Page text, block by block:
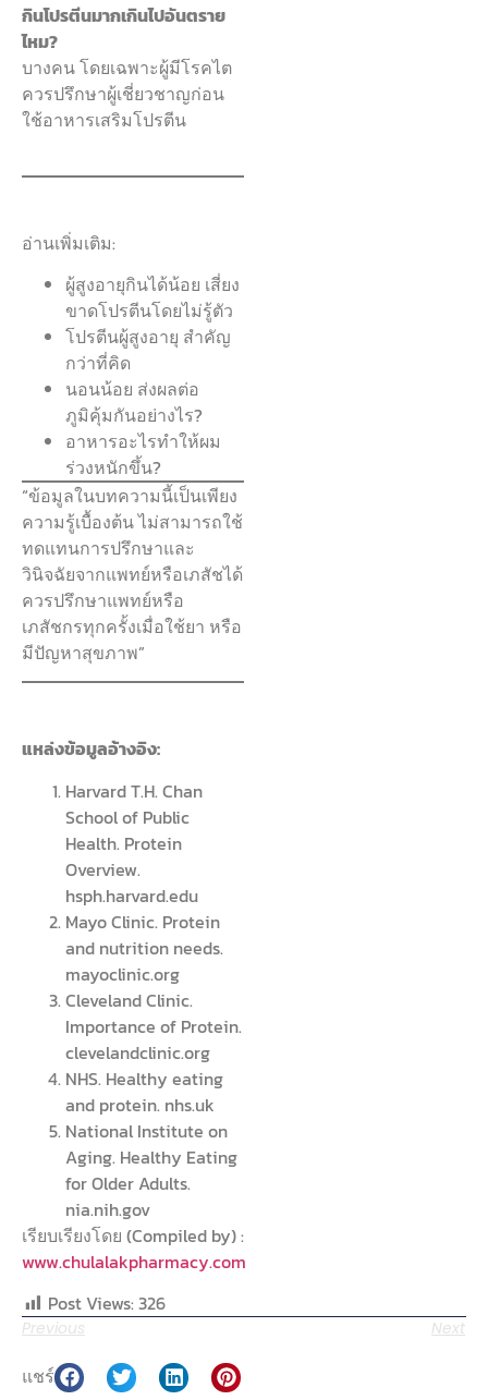
กินโปรตีนมากเกินไปอันตราย
ไหม?
บางคน โดยเฉพาะผู้มีโรคไต
ควรปรึกษาผู้เชี่ยวชาญก่อน
ใช้อาหารเสริมโปรตีน
อ่านเพิ่มเติม:
ผู้สูงอายุกินได้น้อย เสี่ยง
ขาดโปรตีนโดยไม่รู้ตัว
โปรตีนผู้สูงอายุ สำคัญ
กว่าที่คิด
นอนน้อย ส่งผลต่อ
ภูมิคุ้มกันอย่างไร?
อาหารอะไรทำให้ผม
ร่วงหนักขึ้น?
“ข้อมูลในบทความนี้เป็นเพียง
ความรู้เบื้องต้น ไม่สามารถใช้
ทดแทนการปรึกษาและ
วินิจฉัยจากแพทย์หรือเภสัชได้
ควรปรึกษาแพทย์หรือ
เภสัชกรทุกครั้งเมื่อใช้ยา หรือ
มีปัญหาสุขภาพ”
แหล่งข้อมูลอ้างอิง:
Harvard T.H. Chan
School of Public
Health. Protein
Overview.
hsph.harvard.edu
Mayo Clinic. Protein
and nutrition needs.
mayoclinic.org
Cleveland Clinic.
Importance of Protein.
clevelandclinic.org
NHS. Healthy eating
and protein. nhs.uk
National Institute on
Aging. Healthy Eating
for Older Adults.
nia.nih.gov
เรียบเรียงโดย (Compiled by) :
www.chulalakpharmacy.com
Post Views: 326
Previous Next
แชร์